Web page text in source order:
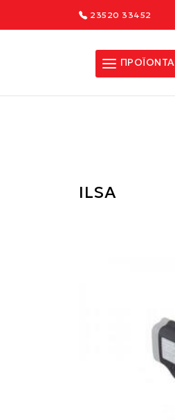
23520 33452
ΠΡΟΪΟΝΤΑ
ILSA